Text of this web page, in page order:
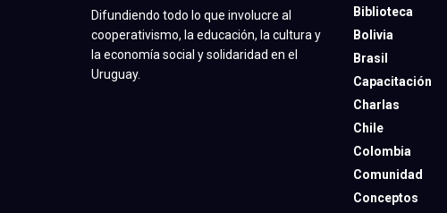
Difundiendo todo lo que involucre al
cooperativismo, la educación, la cultura y
la economía social y solidaridad en el
Uruguay.
Biblioteca
Bolivia
Brasil
Capacitación
Charlas
Chile
Colombia
Comunidad
Conceptos